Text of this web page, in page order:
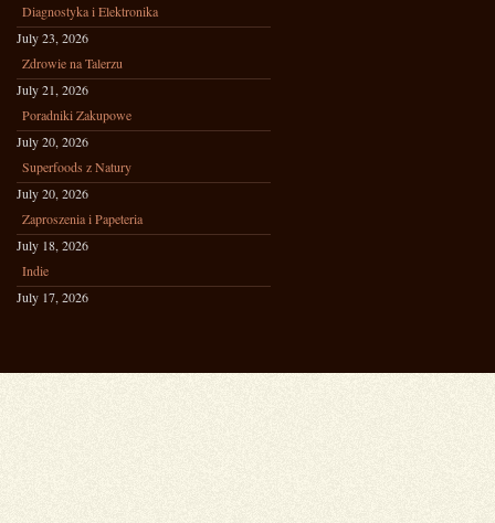
Diagnostyka i Elektronika
July 23, 2026
Zdrowie na Talerzu
July 21, 2026
Poradniki Zakupowe
July 20, 2026
Superfoods z Natury
July 20, 2026
Zaproszenia i Papeteria
July 18, 2026
Indie
July 17, 2026